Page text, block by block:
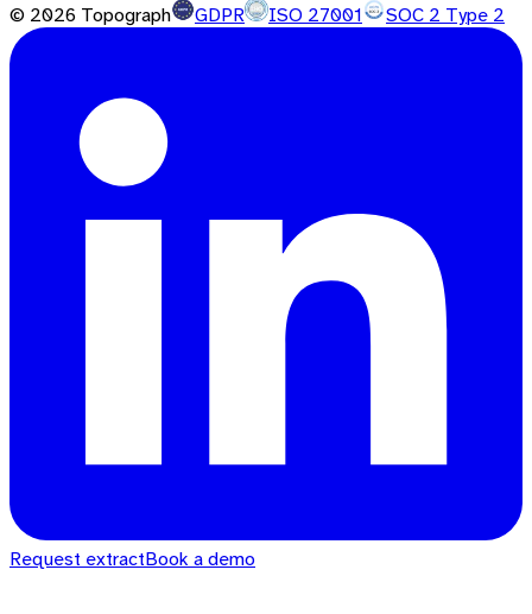
© 2026 Topograph GDPR ISO 27001 SOC 2 Type 2
Request extractBook a demo